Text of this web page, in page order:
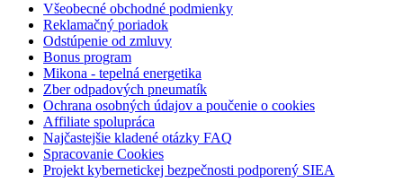
Všeobecné obchodné podmienky
Reklamačný poriadok
Odstúpenie od zmluvy
Bonus program
Mikona - tepelná energetika
Zber odpadových pneumatík
Ochrana osobných údajov a poučenie o cookies
Affiliate spolupráca
Najčastejšie kladené otázky FAQ
Spracovanie Cookies
Projekt kybernetickej bezpečnosti podporený SIEA